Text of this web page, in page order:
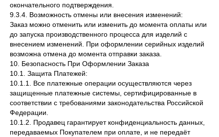
окончательного подтверждения.
9.3.4. Возможность отмены или внесения изменений:
Заказ можно отменить или изменить до момента оплаты или
до запуска производственного процесса для изделий с
внесением изменений. При оформлении серийных изделий
возможна отмена до момента отправки заказа.
10. Безопасность При Оформлении Заказа
10.1. Защита Платежей:
10.1.1. Все платежные операции осуществляются через
защищенные платежные системы, сертифицированные в
соответствии с требованиями законодательства Российской
Федерации.
10.1.2. Продавец гарантирует конфиденциальность данных,
передаваемых Покупателем при оплате, и не передаёт